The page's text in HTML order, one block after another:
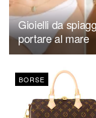
Gioielli da
portare al mare
BORSE